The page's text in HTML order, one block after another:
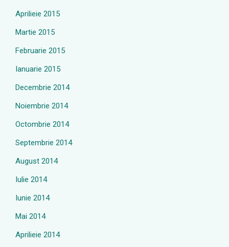
Aprilieie 2015
Martie 2015
Februarie 2015
Ianuarie 2015
Decembrie 2014
Noiembrie 2014
Octombrie 2014
Septembrie 2014
August 2014
Iulie 2014
Iunie 2014
Mai 2014
Aprilieie 2014